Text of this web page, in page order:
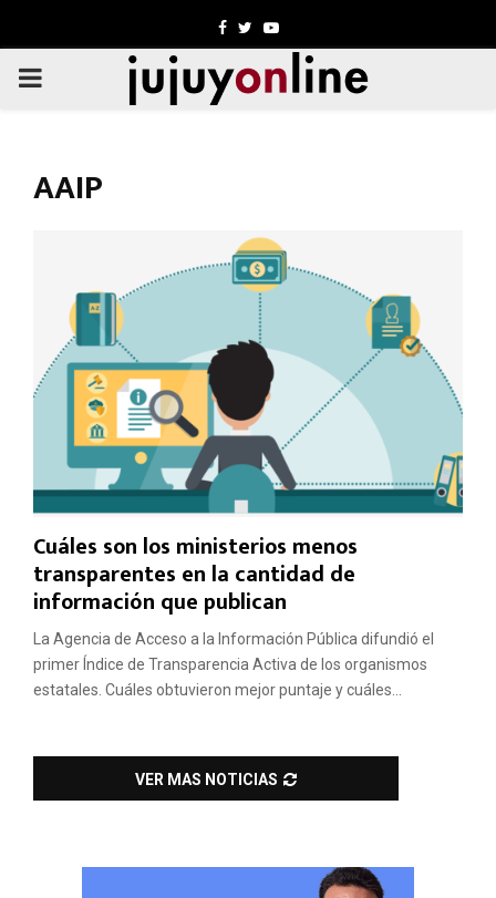
Facebook
TwitterYoutube
PRIMARY
AAIP
Cuáles son los ministerios menos
transparentes en la cantidad de
información que publican
La Agencia de Acceso a la Información Pública difundió el
primer Índice de Transparencia Activa de los organismos
estatales. Cuáles obtuvieron mejor puntaje y cuáles...
VER MAS NOTICIAS